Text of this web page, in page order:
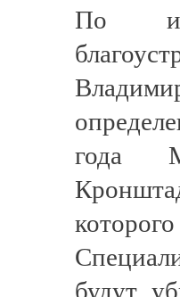
По
года
будут